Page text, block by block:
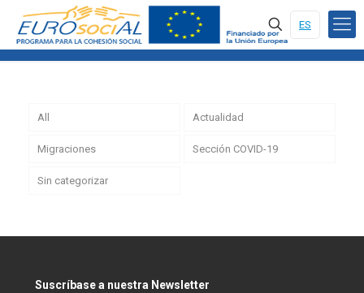
ES
All Actualidad
Migraciones Sección COVID-19
Sin categorizar
Suscríbase a nuestra Newsletter